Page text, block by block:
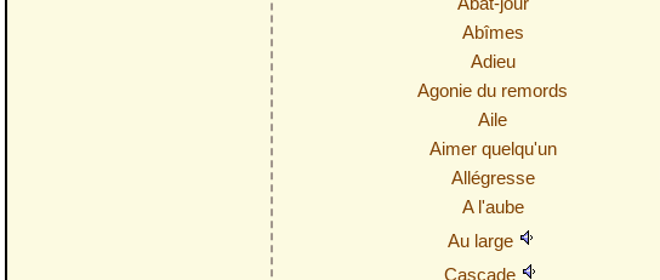
Abîmes
Adieu
Agonie du remords
Aile
Aimer quelqu'un
Allégresse
A l'aube
Au large
Cascade